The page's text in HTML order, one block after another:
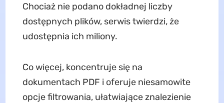
Chociaż nie podano dokładnej liczby
dostępnych plików, serwis twierdzi, że
udostępnia ich miliony.
Co więcej, koncentruje się na
dokumentach PDF i oferuje niesamowite
opcje filtrowania, ułatwiające znalezienie